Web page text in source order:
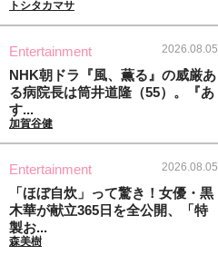
トシタカマサ
Entertainment 2026.08.05
NHK朝ドラ『風、薫る』の威厳あ
る病院長は筒井道隆（55）。『あ
す...
加賀谷健
Entertainment 2026.08.05
「ほぼ自炊」って驚き！女優・黒
木華が献立365日を全公開、「特
製お...
森美樹